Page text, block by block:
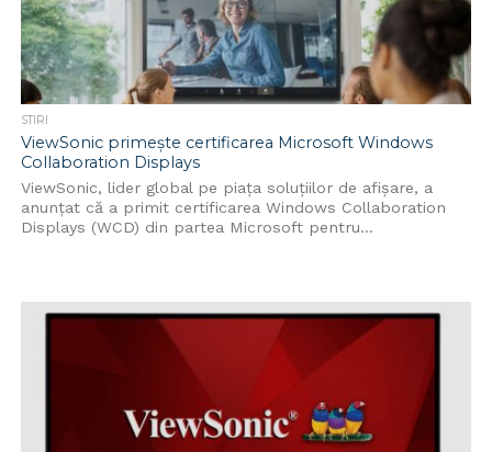
STIRI
ViewSonic primește certificarea Microsoft Windows
Collaboration Displays
ViewSonic, lider global pe piața soluțiilor de afișare, a
anunțat că a primit certificarea Windows Collaboration
Displays (WCD) din partea Microsoft pentru...